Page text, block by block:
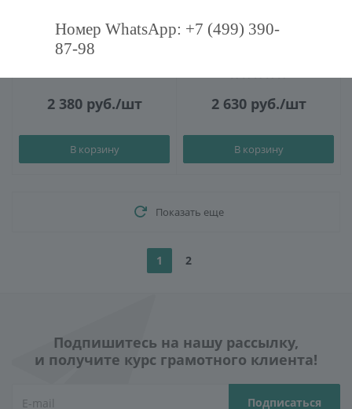
Экран Джет 950х950 мм для
потолочного кондиционера
2 380руб./шт
В корзину
Экран Джет 1000х1000 мм
2 630руб./шт
В корзину
Показать еще
1 2
Подпишитесь на нашу рассылку,
и получите курс грамотного клиента!
Номер WhatsApp: +7 (499) 390-
87-98